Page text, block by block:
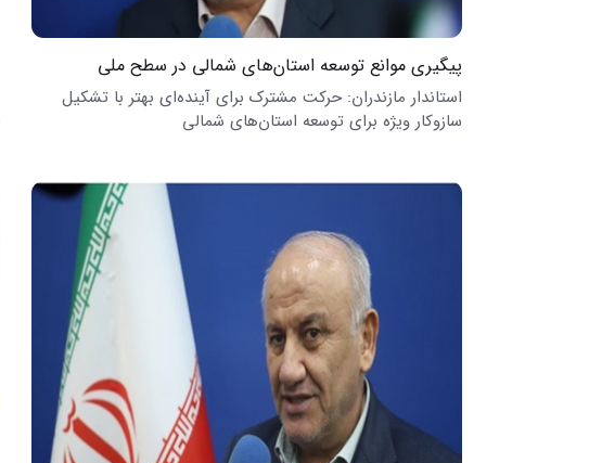
پیگیری موانع توسعه استان‌های شمالی در سطح ملی
استاندار مازندران: حرکت مشترک برای آینده‌ای بهتر با تشکیل
سازوکار ویژه برای توسعه استان‌های شمالی